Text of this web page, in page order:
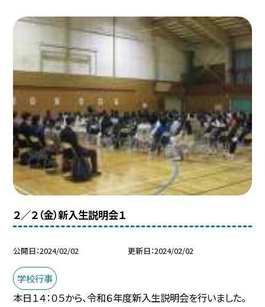
２／２（金）新入生説明会１
公開日 2024/02/02 更新日 2024/02/02
学校行事
本日１４：０５から、令和６年度新入生説明会を行いました。